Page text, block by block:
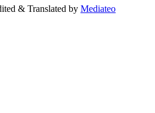
& Translated by Mediateo